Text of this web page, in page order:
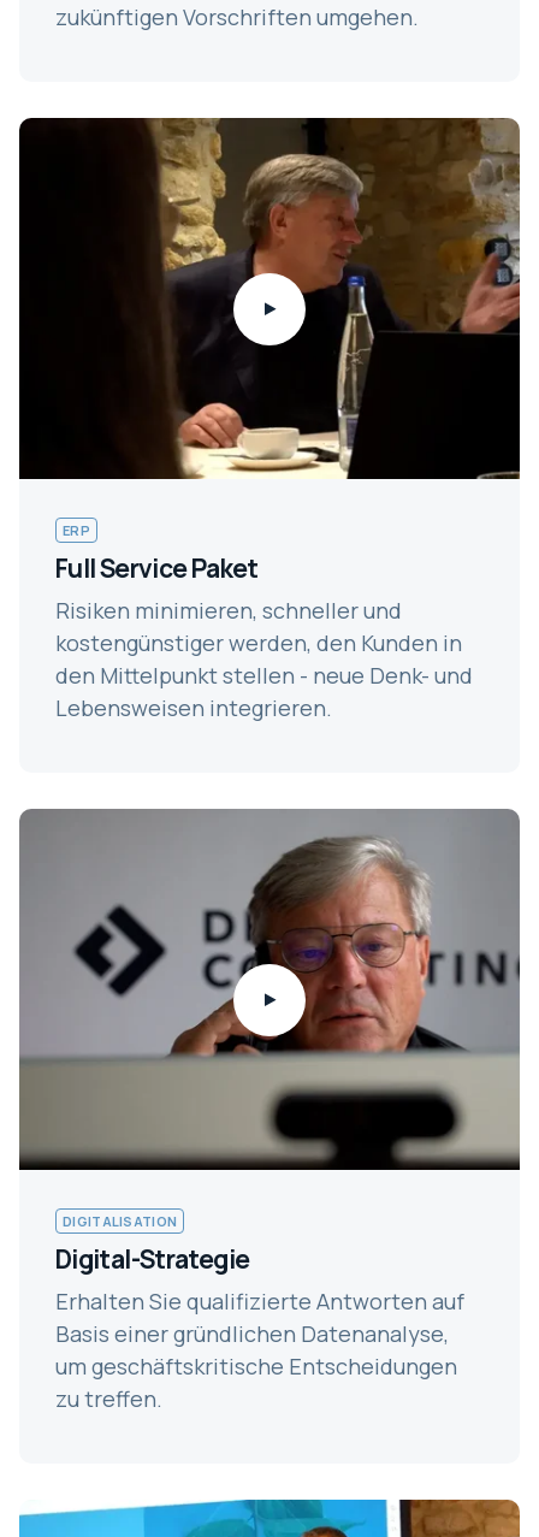
zukünftigen Vorschriften umgehen.
ERP
Full Service Paket
Risiken minimieren, schneller und
kostengünstiger werden, den Kunden in
den Mittelpunkt stellen - neue Denk- und
Lebensweisen integrieren.
DIGITALISATION
Digital-Strategie
Erhalten Sie qualifizierte Antworten auf
Basis einer gründlichen Datenanalyse,
um geschäftskritische Entscheidungen
zu treffen.